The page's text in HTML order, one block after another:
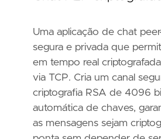
Uma aplicação de chat
segura e privada que
em tempo real
via TCP. Cria um canal
criptografia RSA de 4096
automática de chaves,
as mensagens sejam